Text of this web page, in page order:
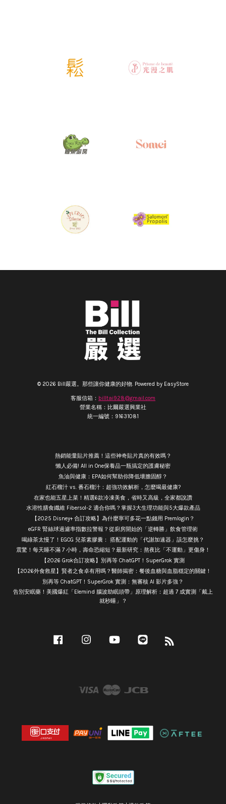
© 2026 Bill嚴選。那些讓你健康的好物. Powered by EasyStore
客服信箱： billtai928@gmail.com
營業名稱：比爾嚴選興業社
統一編號：91631081
熱銷能量貼片推薦！這些神奇貼片真的有效嗎？
懶人必備! All in One保養品一瓶搞定的護膚秘密
魚油與健康：EPA如何幫助你降低壞膽固醇？
紅石榴汁 vs. 番石榴汁：超強功效解析，怎麼喝最健康?
在家也能五星上菜！精選6款冷凍美食，省時又高級，全家都說讚
水溶性膳食纖維 Fibersol-2 適合你嗎？掌握3大生理功能與5大爆款產品
【2025 Disney+ 合訂攻略】為什麼寧可多花一點錢用 Premlogin？
eGFR 腎絲球過濾率指數拉警報？從廚房開始的「逆轉勝」飲食管理術
喝綠茶太慢了！EGCG 兒茶素膠囊： 搭配運動的「代謝加速器」該怎麼挑？
震驚！每天睡不滿 7 小時，壽命恐縮短？最新研究：熬夜比「不運動」更傷身！
【2026 Grok合訂攻略】別再等 ChatGPT！SuperGrok 實測
【2026外食救星】賢者之食卓有用嗎？醫師揭密：餐後血糖與血脂穩定的關鍵！
別再等 ChatGPT！SuperGrok 實測：無審核 AI 影片多強？
告別安眠藥！美國爆紅「Elemind 腦波助眠頭帶」原理解析：超過 7 成實測「戴上
就秒睡」？
Facebook Instagram YouTube
Visa Master